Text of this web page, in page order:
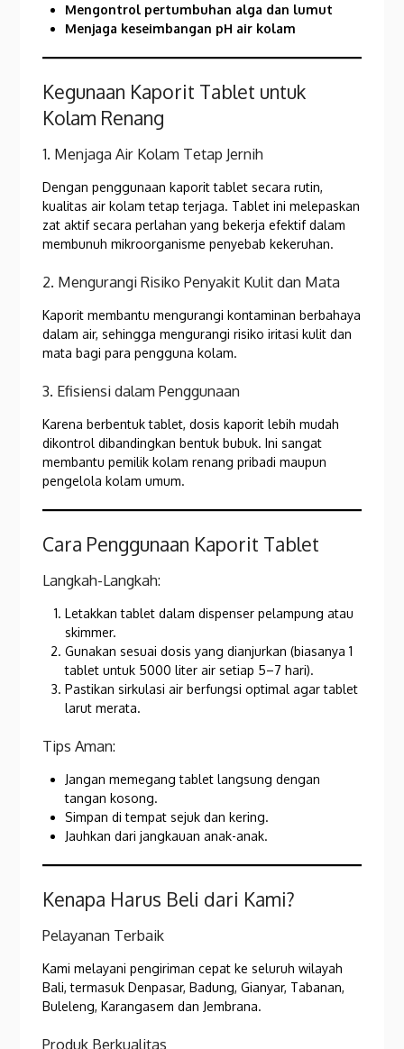
Mengontrol pertumbuhan alga dan lumut
Menjaga keseimbangan pH air kolam
Kegunaan Kaporit Tablet untuk
Kolam Renang
1. Menjaga Air Kolam Tetap Jernih
Dengan penggunaan kaporit tablet secara rutin,
kualitas air kolam tetap terjaga. Tablet ini melepaskan
zat aktif secara perlahan yang bekerja efektif dalam
membunuh mikroorganisme penyebab kekeruhan.
2. Mengurangi Risiko Penyakit Kulit dan Mata
Kaporit membantu mengurangi kontaminan berbahaya
dalam air, sehingga mengurangi risiko iritasi kulit dan
mata bagi para pengguna kolam.
3. Efisiensi dalam Penggunaan
Karena berbentuk tablet, dosis kaporit lebih mudah
dikontrol dibandingkan bentuk bubuk. Ini sangat
membantu pemilik kolam renang pribadi maupun
pengelola kolam umum.
Cara Penggunaan Kaporit Tablet
Langkah-Langkah:
Letakkan tablet dalam dispenser pelampung atau
skimmer.
Gunakan sesuai dosis yang dianjurkan (biasanya 1
tablet untuk 5000 liter air setiap 5–7 hari).
Pastikan sirkulasi air berfungsi optimal agar tablet
larut merata.
Tips Aman:
Jangan memegang tablet langsung dengan
tangan kosong.
Simpan di tempat sejuk dan kering.
Jauhkan dari jangkauan anak-anak.
Kenapa Harus Beli dari Kami?
Pelayanan Terbaik
Kami melayani pengiriman cepat ke seluruh wilayah
Bali, termasuk Denpasar, Badung, Gianyar, Tabanan,
Buleleng, Karangasem dan Jembrana.
Produk Berkualitas